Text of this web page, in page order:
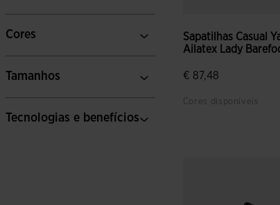
Cores
Tamanhos
Tecnologias e benefícios
Sapatilhas Casual
Ailatex Lady
€ 87,48
Cores disponíveis